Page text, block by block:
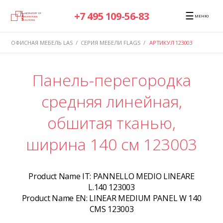
+7 495 109-56-83 ☰ МЕНЮ
ОФИСНАЯ МЕБЕЛЬ LAS / СЕРИЯ МЕБЕЛИ FLAGS / АРТИКУЛ 123003
Панель-перегородка
средняя линейная,
обшитая тканью,
ширина 140 см 123003
Product Name IT: PANNELLO MEDIO LINEARE
L.140 123003
Product Name EN: LINEAR MEDIUM PANEL W 140
CMS 123003